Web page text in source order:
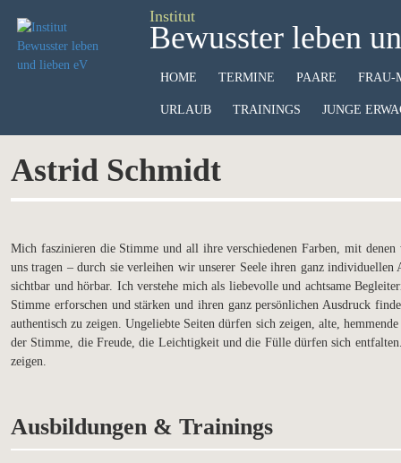
Institut
Bewusster leben
HOME TERMINE PAARE FRAU-
URLAUB TRAININGS JUNGE
Astrid Schmidt
Mich faszinieren die Stimme und all ihre verschiedenen Farben, mit
uns tragen – durch sie verleihen wir unserer Seele ihren ganz
sichtbar und hörbar. Ich verstehe mich als liebevolle und achtsame
Stimme erforschen und stärken und ihren ganz persönlichen Ausdruck
authentisch zu zeigen. Ungeliebte Seiten dürfen sich zeigen, alte,
der Stimme, die Freude, die Leichtigkeit und die Fülle dürfen sich
zeigen.
Ausbildungen & Trainings